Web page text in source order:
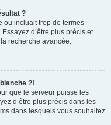
?
ou incluait trop de termes
d’être plus précis et
recherche avancée.
?!
que le serveur puisse les
d’être plus précis dans les
dans lesquels vous souhaitez